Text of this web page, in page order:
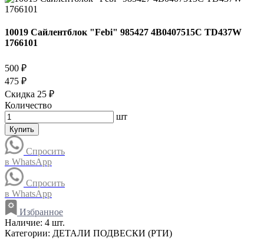
10019 Сайлентблок "Febi" 985427 4B0407515C TD437W
1766101
500 ₽
475 ₽
Скидка 25 ₽
Количество
шт
Купить
Спросить
в WhatsApp
Спросить
в WhatsApp
Избранное
Наличие: 4 шт.
Категории: ДЕТАЛИ ПОДВЕСКИ (РТИ)